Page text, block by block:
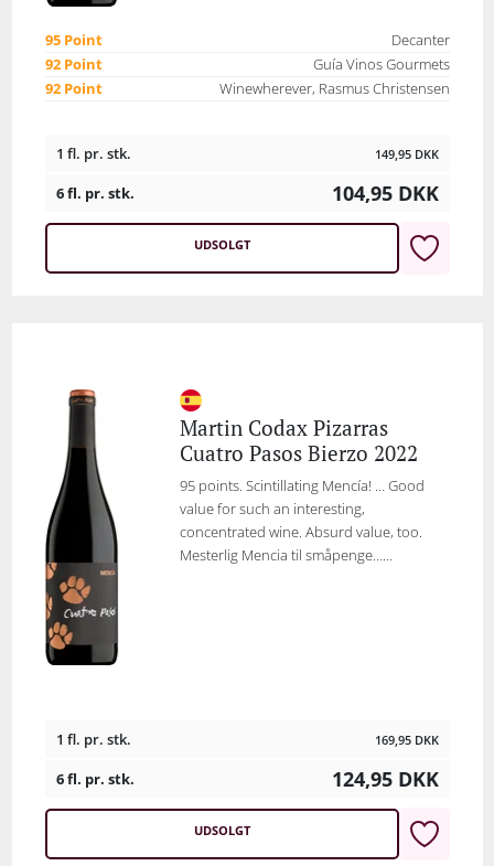
95 Point
Decanter
92 Point
Guía Vinos Gourmets
92 Point
Winewherever, Rasmus Christensen
1 fl. pr. stk. 149,95 DKK
6 fl. pr. stk. 104,95 DKK
UDSOLGT
Martin Codax Pizarras
Cuatro Pasos Bierzo 2022
95 points. Scintillating Mencía! … Good
value for such an interesting,
concentrated wine. Absurd value, too.
Mesterlig Mencia til småpenge…...
1 fl. pr. stk. 169,95 DKK
6 fl. pr. stk. 124,95 DKK
UDSOLGT